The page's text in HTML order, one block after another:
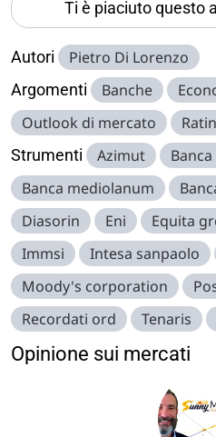
Ti è piaciuto questo
Autori Pietro Di Lorenzo
Argomenti Banche
Outlook di mercato
Strumenti Azimut
Banca mediolanum
Diasorin
Eni Equita
Immsi
Intesa sanpaolo
Moody's corporation
Recordati ord
Tenaris
Opinione sui mercati